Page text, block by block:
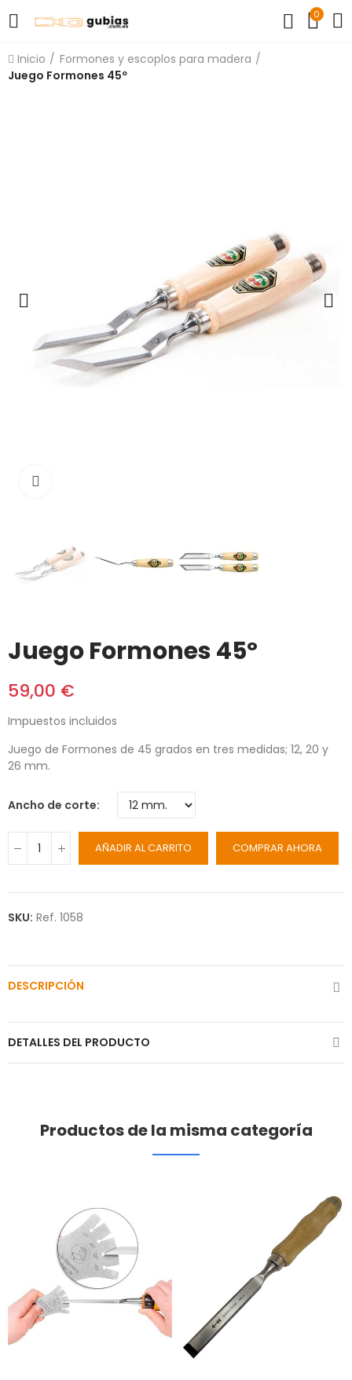
0
Inicio
Formones y escoplos para madera
Juego Formones 45º
Juego Formones 45º
59,00 €
Impuestos incluidos
Juego de Formones de 45 grados en tres medidas; 12, 20 y
26 mm.
Ancho de corte
AÑADIR AL CARRITO COMPRAR AHORA
SKU: Ref. 1058
DESCRIPCIÓN
DETALLES DEL PRODUCTO
Productos de la misma categoría